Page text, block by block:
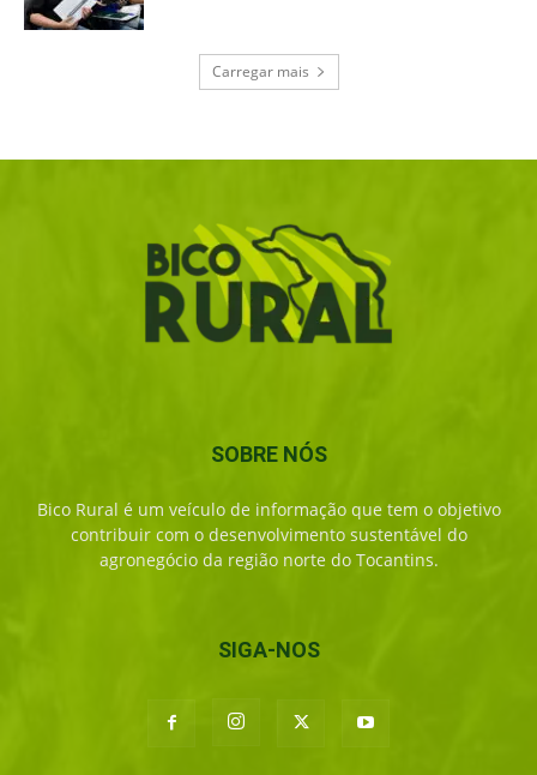
Carregar mais
SOBRE NÓS
Bico Rural é um veículo de informação que tem o objetivo
contribuir com o desenvolvimento sustentável do
agronegócio da região norte do Tocantins.
SIGA-NOS